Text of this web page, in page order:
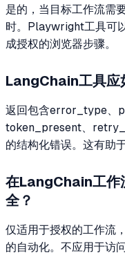
是的，当目标工作流需
时。Playwright工具可
成授权的浏览器步骤。
LangChain工具应
返回包含error_type、
token_present、
的结构化错误。这有助
在LangChain工作
全？
仅适用于授权的工作流
的自动化。不应用于访